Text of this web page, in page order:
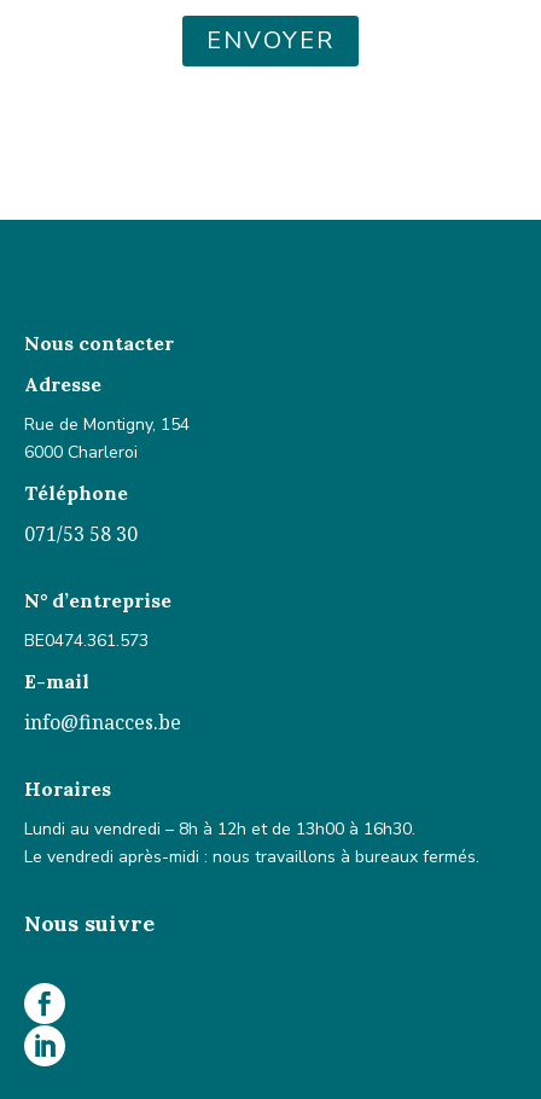
ENVOYER
Nous contacter
Adresse
Rue de Montigny, 154
6000 Charleroi
Téléphone
071/53 58 30
N° d’entreprise
BE0474.361.573
E-mail
info@finacces.be
Horaires
Lundi au vendredi – 8h à 12h et de 13h00 à 16h30.
Le vendredi après-midi : nous travaillons à bureaux fermés.
Nous suivre

